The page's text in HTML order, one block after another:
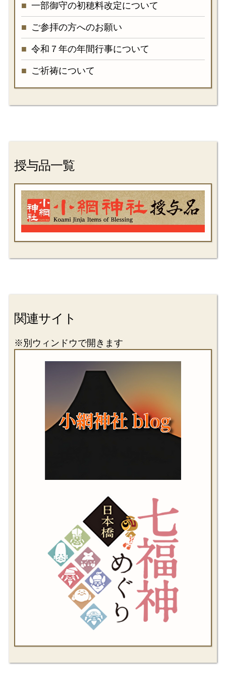
一部御守の初穂料改定について
ご参拝の方へのお願い
令和７年の年間行事について
ご祈祷について
授与品一覧
関連サイト
※別ウィンドウで開きます